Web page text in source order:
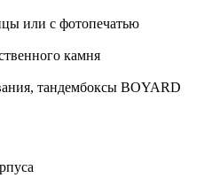
или с фотопечатью
камня
тандембоксы BOYARD